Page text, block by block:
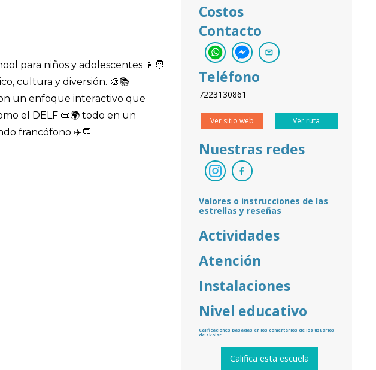
para niños y adolescentes 👧🧑
cultura y diversión. 🎨📚
un enfoque interactivo que
el DELF 📜🌍 todo en un
francófono ✈️💬
Costos
Contacto
Teléfono
7223130861
Ver sitio web Ver ruta
Nuestras redes
Valores o instrucciones de las
estrellas y reseñas
Actividades
Atención
Instalaciones
Nivel educativo
Calificaciones basadas en los comentarios de los usuarios
de skolar
Califica esta escuela